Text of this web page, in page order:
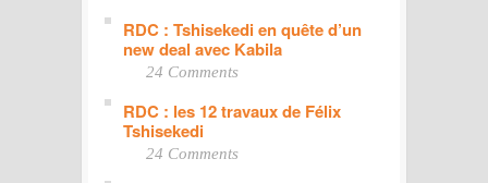
RDC : Tshisekedi en quête d’un
new deal avec Kabila
24 Comments
RDC : les 12 travaux de Félix
Tshisekedi
24 Comments